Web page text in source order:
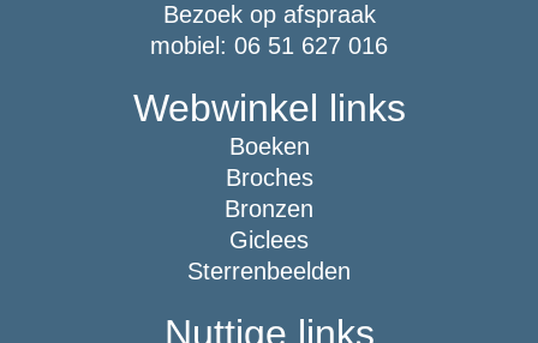
Bezoek op afspraak
mobiel: 06 51 627 016
Webwinkel links
Boeken
Broches
Bronzen
Giclees
Sterrenbeelden
Nuttige links